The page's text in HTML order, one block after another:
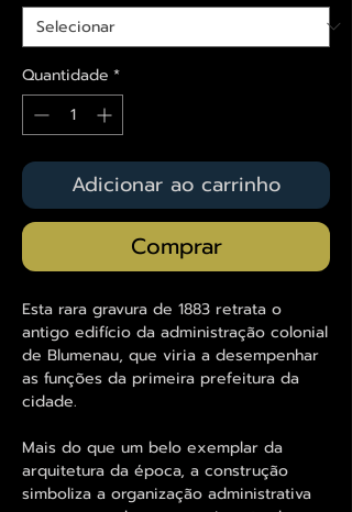
Quantidade *
Adicionar ao carrinho
Comprar
Esta rara gravura de 1883 retrata o
antigo edifício da administração colonial
de Blumenau, que viria a desempenhar
as funções da primeira prefeitura da
cidade.
Mais do que um belo exemplar da
arquitetura da época, a construção
simboliza a organização administrativa